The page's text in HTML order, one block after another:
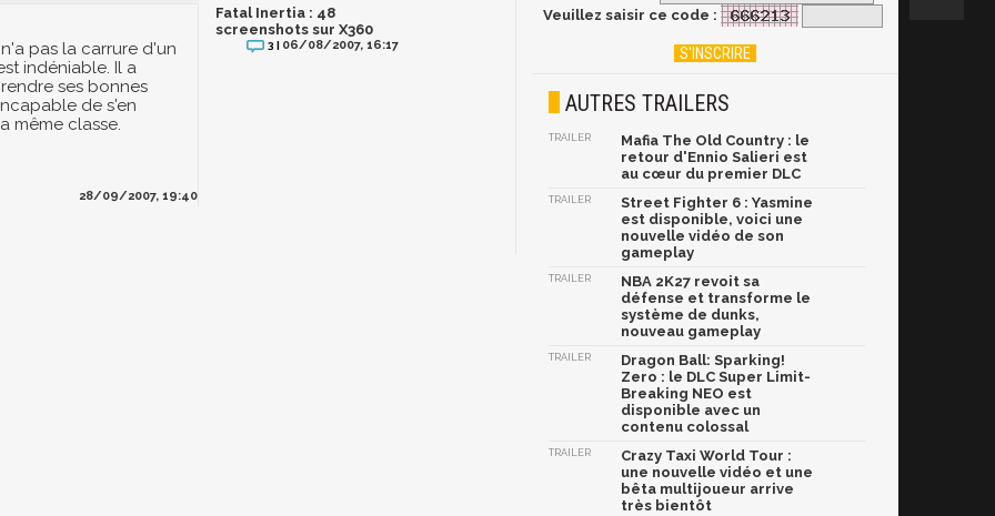
pas la carrure d'un
indéniable. Il a
ses bonnes
de s'en
même classe.
28/09/2007, 19:40
Fatal Inertia : 48
screenshots sur X360
3 | 06/08/2007, 16:17
Veuillez saisir ce code :
AUTRES TRAILERS
TRAILER
Mafia The Old Country : le
retour d'Ennio Salieri est
au cœur du premier DLC
TRAILER
Street Fighter 6 : Yasmine
est disponible, voici une
nouvelle vidéo de son
gameplay
TRAILER
NBA 2K27 revoit sa
défense et transforme le
système de dunks,
nouveau gameplay
TRAILER
Dragon Ball: Sparking!
Zero : le DLC Super Limit-
Breaking NEO est
disponible avec un
contenu colossal
TRAILER
Crazy Taxi World Tour :
une nouvelle vidéo et une
bêta multijoueur arrive
très bientôt